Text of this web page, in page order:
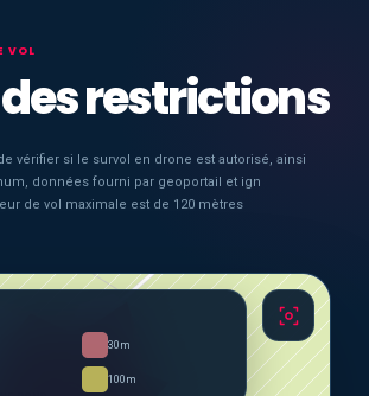
VOL
restrictions
vérifier si le survol en drone est autorisé, ainsi
données fourni par geoportail et ign
de vol maximale est de 120 mètres
30m
100m